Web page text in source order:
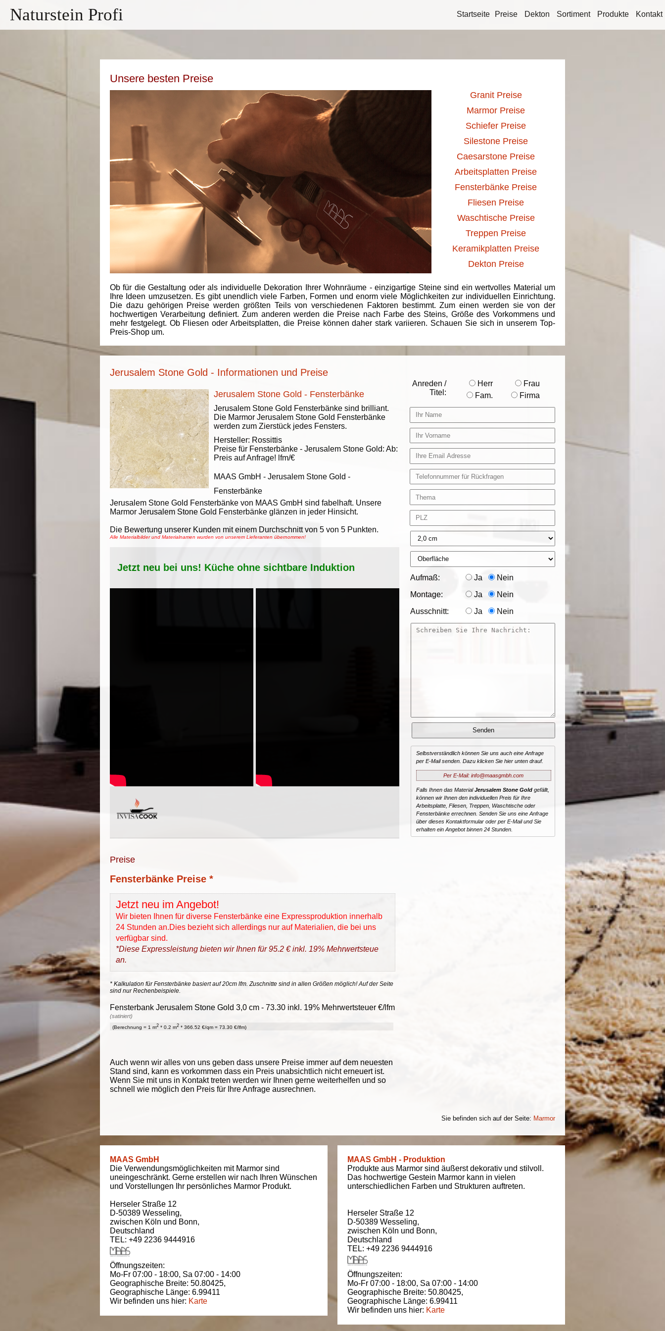
Naturstein Profi Startseite Preise Dekton Sortiment Produkte Kontakt
Unsere besten Preise
Granit Preise
Marmor Preise
Schiefer Preise
Silestone Preise
Caesarstone Preise
Arbeitsplatten Preise
Fensterbänke Preise
Fliesen Preise
Waschtische Preise
Treppen Preise
Keramikplatten Preise
Dekton Preise
Ob für die Gestaltung oder als individuelle Dekoration Ihrer Wohnräume - einzigartige Steine sind ein wertvolles Material um
Ihre Ideen umzusetzen. Es gibt unendlich viele Farben, Formen und enorm viele Möglichkeiten zur individuellen Einrichtung.
Die dazu gehörigen Preise werden größten Teils von verschiedenen Faktoren bestimmt. Zum einen werden sie von der
hochwertigen Verarbeitung definiert. Zum anderen werden die Preise nach Farbe des Steins, Größe des Vorkommens und
mehr festgelegt. Ob Fliesen oder Arbeitsplatten, die Preise können daher stark variieren. Schauen Sie sich in unserem Top-
Preis-Shop um.
Jerusalem Stone Gold - Informationen und Preise
Jerusalem Stone Gold - Fensterbänke
Jerusalem Stone Gold Fensterbänke sind brilliant.
Die Marmor Jerusalem Stone Gold Fensterbänke
werden zum Zierstück jedes Fensters.
Hersteller: Rossittis
Preise für Fensterbänke - Jerusalem Stone Gold: Ab:
Preis auf Anfrage! lfm/€
MAAS GmbH - Jerusalem Stone Gold -
Fensterbänke
Jerusalem Stone Gold Fensterbänke von MAAS GmbH sind fabelhaft. Unsere
Marmor Jerusalem Stone Gold Fensterbänke glänzen in jeder Hinsicht.
Die Bewertung unserer Kunden mit einem Durchschnitt von 5 von 5 Punkten.
Alle Materialbilder und Materialnamen wurden von unserem Lieferanten übernommen!
Jetzt neu bei uns! Küche ohne sichtbare Induktion
Preise
Fensterbänke Preise *
Jetzt neu im Angebot!
Wir bieten Ihnen für diverse Fensterbänke eine Expressproduktion innerhalb
24 Stunden an.Dies bezieht sich allerdings nur auf Materialien, die bei uns
verfügbar sind.
*Diese Expressleistung bieten wir Ihnen für 95.2 € inkl. 19% Mehrwertsteue
an.
* Kalkulation für Fensterbänke basiert auf 20cm lfm. Zuschnitte sind in allen Größen möglich! Auf der Seite
sind nur Rechenbeispiele.
Fensterbank Jerusalem Stone Gold 3,0 cm - 73.30 inkl. 19% Mehrwertsteuer €/lfm
(satiniert)
(Berechnung = 1 m2 * 0.2 m2 * 366.52 €/qm = 73.30 €/lfm)
Auch wenn wir alles von uns geben dass unsere Preise immer auf dem neuesten
Stand sind, kann es vorkommen dass ein Preis unabsichtlich nicht erneuert ist.
Wenn Sie mit uns in Kontakt treten werden wir Ihnen gerne weiterhelfen und so
schnell wie möglich den Preis für Ihre Anfrage ausrechnen.
Anreden /
Titel:
Herr
Frau
Fam.
Firma
Aufmaß: Ja Nein
Montage: Ja Nein
Ausschnitt: Ja Nein
Selbstverständlich können Sie uns auch eine Anfrage
per E-Mail senden. Dazu klicken Sie hier unten drauf.
Per E-Mail: info@maasgmbh.com
Falls Ihnen das MaterialJerusalem Stone Goldgefällt,
können wir Ihnen den individuellen Preis für Ihre
Arbeitsplatte, Fliesen, Treppen, Waschtische oder
Fensterbänke errechnen. Senden Sie uns eine Anfrage
über dieses Kontaktformular oder per E-Mail und Sie
erhalten ein Angebot binnen 24 Stunden.
Sie befinden sich auf der Seite: Marmor
MAAS GmbH
Die Verwendungsmöglichkeiten mit Marmor sind
uneingeschränkt. Gerne erstellen wir nach Ihren Wünschen
und Vorstellungen Ihr persönliches Marmor Produkt.
Herseler Straße 12
D-50389 Wesseling,
zwischen Köln und Bonn,
Deutschland
TEL: +49 2236 9444916
Öffnungszeiten:
Mo-Fr 07:00 - 18:00, Sa 07:00 - 14:00
Geographische Breite: 50.80425,
Geographische Länge: 6.99411
Wir befinden uns hier: Karte
MAAS GmbH - Produktion
Produkte aus Marmor sind äußerst dekorativ und stilvoll.
Das hochwertige Gestein Marmor kann in vielen
unterschiedlichen Farben und Strukturen auftreten.
Herseler Straße 12
D-50389 Wesseling,
zwischen Köln und Bonn,
Deutschland
TEL: +49 2236 9444916
Öffnungszeiten:
Mo-Fr 07:00 - 18:00, Sa 07:00 - 14:00
Geographische Breite: 50.80425,
Geographische Länge: 6.99411
Wir befinden uns hier: Karte